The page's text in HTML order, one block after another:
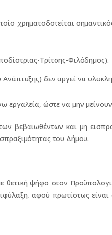
χρηματοδοτείται
Τρίτσης-Φιλόδημος).
δεν αργεί να
ώστε να μην μείνουν
βεβαιωθέντων και μη
του Δήμου.
θετική ψήφο στον
αφού πρωτίστως είναι